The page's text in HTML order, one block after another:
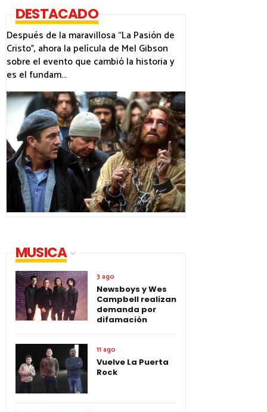
DESTACADO
Después de la maravillosa “La Pasión de
Cristo”, ahora la película de Mel Gibson
sobre el evento que cambió la historia y
es el fundam...
MUSICA
3 ago
Newsboys y Wes
Campbell realizan
demanda por
difamación
11 ago
Vuelve La Puerta
Rock